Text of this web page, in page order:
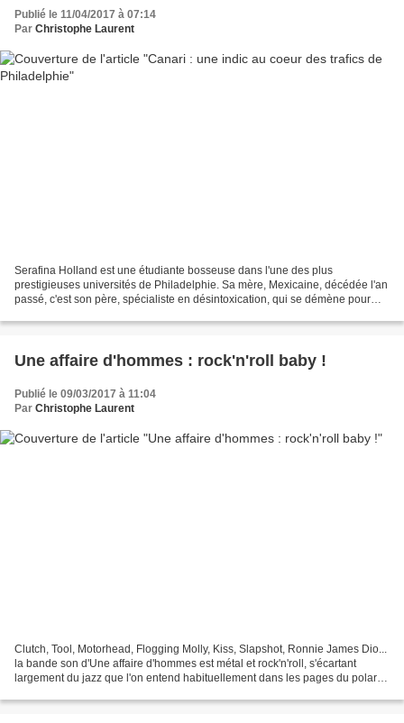
Publié le 11/04/2017 à 07:14
Par Christophe Laurent
Serafina Holland est une étudiante bosseuse dans l'une des plus
prestigieuses universités de Philadelphie. Sa mère, Mexicaine, décédée l'an
passé, c'est son père, spécialiste en désintoxication, qui se démène pour
Une affaire d'hommes : rock'n'roll baby !
Publié le 09/03/2017 à 11:04
Par Christophe Laurent
Clutch, Tool, Motorhead, Flogging Molly, Kiss, Slapshot, Ronnie James Dio...
la bande son d'Une affaire d'hommes est métal et rock'n'roll, s'écartant
largement du jazz que l'on entend habituellement dans les pages du polar